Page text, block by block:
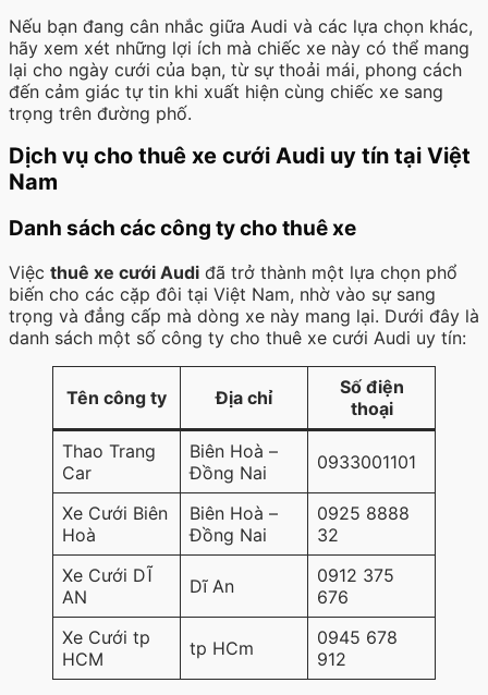
Nếu bạn đang cân nhắc giữa Audi và các lựa chọn khác,
hãy xem xét những lợi ích mà chiếc xe này có thể mang
lại cho ngày cưới của bạn, từ sự thoải mái, phong cách
đến cảm giác tự tin khi xuất hiện cùng chiếc xe sang
trọng trên đường phố.
Dịch vụ cho thuê xe cưới Audi uy tín tại Việt
Nam
Danh sách các công ty cho thuê xe
Việc thuê xe cưới Audi đã trở thành một lựa chọn phổ
biến cho các cặp đôi tại Việt Nam, nhờ vào sự sang
trọng và đẳng cấp mà dòng xe này mang lại. Dưới đây là
danh sách một số công ty cho thuê xe cưới Audi uy tín:
Tên công ty Địa chỉ
Số điện
thoại
Thao Trang
Car
Biên Hoà –
Đồng Nai
0933001101
Xe Cưới Biên
Hoà
Biên Hoà –
Đồng Nai
0925 8888
32
Xe Cưới DĨ
AN
Dĩ An
0912 375
676
Xe Cưới tp
HCM
tp HCm
0945 678
912